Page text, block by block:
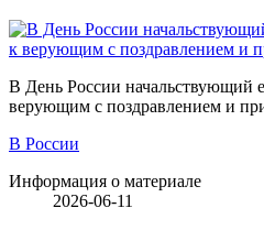
В День России начальствующий
верующим с поздравлением и
В России
Информация о материале
2026-06-11